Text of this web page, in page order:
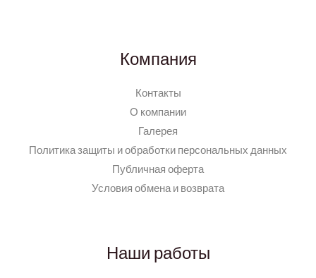
Компания
Контакты
О компании
Галерея
Политика защиты и обработки персональных данных
Публичная оферта
Условия обмена и возврата
Наши работы